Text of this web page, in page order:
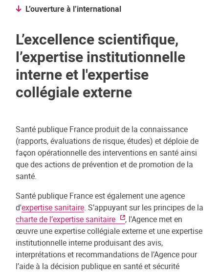
L’ouverture à l’international
L’excellence scientifique,
l’expertise institutionnelle
interne et l'expertise
collégiale externe
Santé publique France produit de la connaissance
(rapports, évaluations de risque, études) et déploie de
façon opérationnelle des interventions en santé ainsi
que des actions de prévention et de promotion de la
santé.
Santé publique France est également une agence
d'expertise sanitaire. S’appuyant sur les principes de la
charte de l’expertise sanitaire
, l'Agence met en
œuvre une expertise collégiale externe et une expertise
institutionnelle interne produisant des avis,
interprétations et recommandations de l’Agence pour
l’aide à la décision publique en santé et sécurité